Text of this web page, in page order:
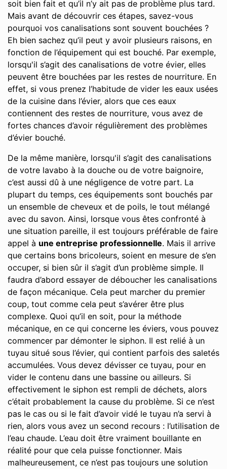
soit bien fait et qu’il n’y ait pas de problème plus tard.
Mais avant de découvrir ces étapes, savez-vous
pourquoi vos canalisations sont souvent bouchées ?
Eh bien sachez qu’il peut y avoir plusieurs raisons, en
fonction de l’équipement qui est bouché. Par exemple,
lorsqu'il s’agit des canalisations de votre évier, elles
peuvent être bouchées par les restes de nourriture. En
effet, si vous prenez l’habitude de vider les eaux usées
de la cuisine dans l’évier, alors que ces eaux
contiennent des restes de nourriture, vous avez de
fortes chances d’avoir régulièrement des problèmes
d’évier bouché.
De la même manière, lorsqu'il s’agit des canalisations
de votre lavabo à la douche ou de votre baignoire,
c’est aussi dû à une négligence de votre part. La
plupart du temps, ces équipements sont bouchés par
un ensemble de cheveux et de poils, le tout mélangé
avec du savon. Ainsi, lorsque vous êtes confronté à
une situation pareille, il est toujours préférable de faire
appel à une entreprise professionnelle. Mais il arrive
que certains bons bricoleurs, soient en mesure de s’en
occuper, si bien sûr il s’agit d’un problème simple. Il
faudra d’abord essayer de déboucher les canalisations
de façon mécanique. Cela peut marcher du premier
coup, tout comme cela peut s’avérer être plus
complexe. Quoi qu’il en soit, pour la méthode
mécanique, en ce qui concerne les éviers, vous pouvez
commencer par démonter le siphon. Il est relié à un
tuyau situé sous l’évier, qui contient parfois des saletés
accumulées. Vous devez dévisser ce tuyau, pour en
vider le contenu dans une bassine ou ailleurs. Si
effectivement le siphon est rempli de déchets, alors
c’était probablement la cause du problème. Si ce n’est
pas le cas ou si le fait d’avoir vidé le tuyau n’a servi à
rien, alors vous avez un second recours : l’utilisation de
l’eau chaude. L’eau doit être vraiment bouillante en
réalité pour que cela puisse fonctionner. Mais
malheureusement, ce n’est pas toujours une solution